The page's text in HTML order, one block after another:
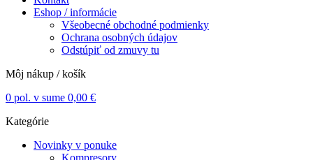
Eshop / informácie
Všeobecné obchodné podmienky
Ochrana osobných údajov
Odstúpiť od zmuvy tu
Môj nákup / košík
0 pol. v sume 0,00 €
Kategórie
Novinky v ponuke
Kompresory